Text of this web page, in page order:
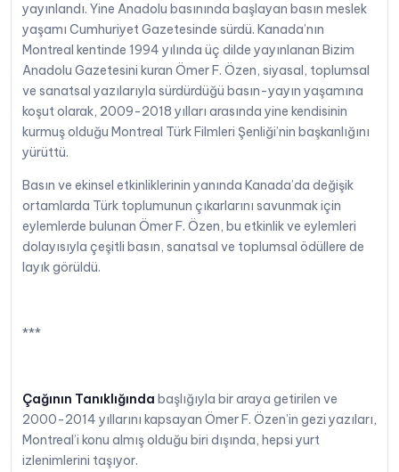
yayınlandı. Yine Anadolu basınında başlayan basın meslek
yaşamı Cumhuriyet Gazetesinde sürdü. Kanada’nın
Montreal kentinde 1994 yılında üç dilde yayınlanan Bizim
Anadolu Gazetesini kuran Ömer F. Özen, siyasal, toplumsal
ve sanatsal yazılarıyla sürdürdüğü basın-yayın yaşamına
koşut olarak, 2009-2018 yılları arasında yine kendisinin
kurmuş olduğu Montreal Türk Filmleri Şenliği’nin başkanlığını
yürüttü.
Basın ve ekinsel etkinliklerinin yanında Kanada’da değişik
ortamlarda Türk toplumunun çıkarlarını savunmak için
eylemlerde bulunan Ömer F. Özen, bu etkinlik ve eylemleri
dolayısıyla çeşitli basın, sanatsal ve toplumsal ödüllere de
layık görüldü.
***
Çağının Tanıklığında başlığıyla bir araya getirilen ve
2000-2014 yıllarını kapsayan Ömer F. Özen’in gezi yazıları,
Montreal’i konu almış olduğu biri dışında, hepsi yurt
izlenimlerini taşıyor.